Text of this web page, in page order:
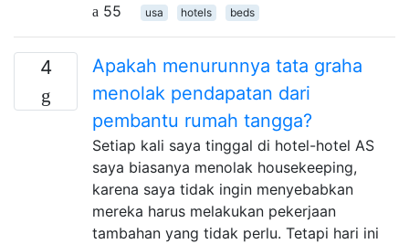
55
usa hotels beds
4
Apakah menurunnya tata graha
menolak pendapatan dari
pembantu rumah tangga?
Setiap kali saya tinggal di hotel-hotel AS
saya biasanya menolak housekeeping,
karena saya tidak ingin menyebabkan
mereka harus melakukan pekerjaan
tambahan yang tidak perlu. Tetapi hari ini